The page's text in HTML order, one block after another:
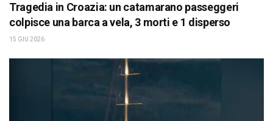
Tragedia in Croazia: un catamarano passeggeri
colpisce una barca a vela, 3 morti e 1 disperso
15 GIU 2026